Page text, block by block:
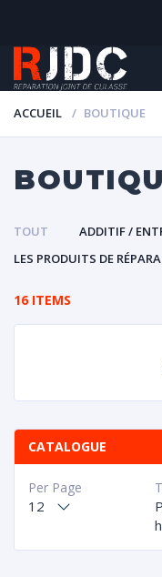
ACCUEIL BOUTIQUE
TOUT
ADDITIF /
LES PRODUITS DE
16 ITEMS
CATALOGUE
Per Page
12